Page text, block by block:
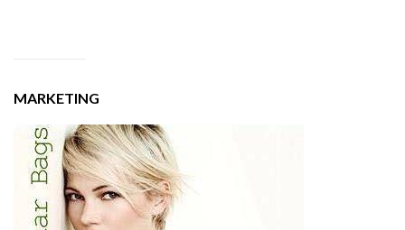
MARKETING